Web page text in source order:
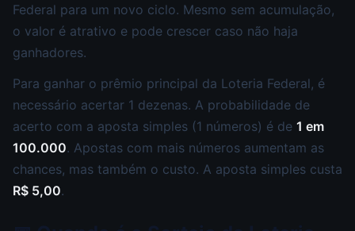
Federal para um novo ciclo. Mesmo sem acumulação,
o valor é atrativo e pode crescer caso não haja
ganhadores.
Para ganhar o prêmio principal da Loteria Federal, é
necessário acertar 1 dezenas. A probabilidade de
acerto com a aposta simples (1 números) é de 1 em
100.000. Apostas com mais números aumentam as
chances, mas também o custo. A aposta simples custa
R$ 5,00.